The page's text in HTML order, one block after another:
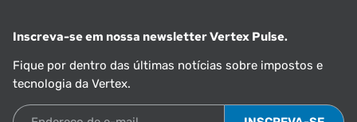
Inscreva-se em nossa newsletter Vertex Pulse.
Fique por dentro das últimas notícias sobre impostos e
tecnologia da Vertex.
Endereço de e-mail